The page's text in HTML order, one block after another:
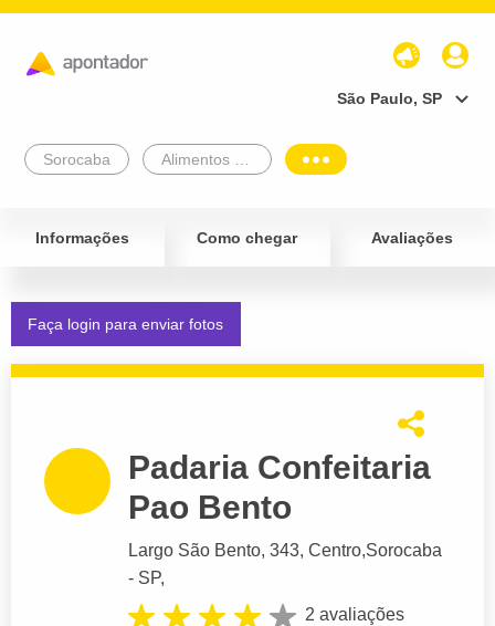
São Paulo, SP
Sorocaba
Informações Como chegar Avaliações
Faça login para enviar fotos
Padaria Confeitaria
Pao Bento
Largo São Bento, 343, Centro,Sorocaba
- SP,
2 avaliações